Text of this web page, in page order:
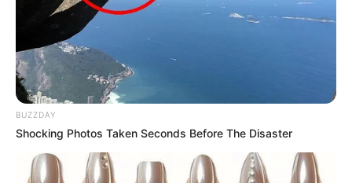
BUZZDAY
Shocking Photos Taken Seconds Before The Disaster